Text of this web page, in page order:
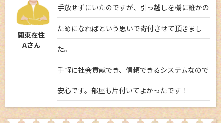
関東在住
Aさん
手放せずにいたのですが、引っ越しを機に誰かの
ためになればという思いで寄付させて頂きまし
た。
手軽に社会貢献でき、信頼できるシステムなので
安心です。部屋も片付いてよかったです！